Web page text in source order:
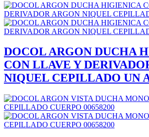
DOCOL ARGON DUCHA
CON LLAVE Y
NIQUEL CEPILLADO UN